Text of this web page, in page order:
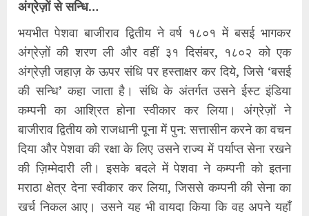
अंग्रेज़ों से सन्धि…
भयभीत पेशवा बाजीराव द्वितीय ने वर्ष १८०१ में बसई भागकर
अंग्रेज़ों की शरण ली और वहीं ३१ दिसंबर, १८०२ को एक
अंग्रेज़ी जहाज़ के ऊपर संधि पर हस्ताक्षर कर दिये, जिसे ‘बसई
की सन्धि’ कहा जाता है। संधि के अंतर्गत उसने ईस्ट इंडिया
कम्पनी का आश्रित होना स्वीकार कर लिया। अंग्रेज़ों ने
बाजीराव द्वितीय को राजधानी पूना में पुन: सत्तासीन करने का वचन
दिया और पेशवा की रक्षा के लिए उसने राज्य में पर्याप्त सेना रखने
की ज़िम्मेदारी ली। इसके बदले में पेशवा ने कम्पनी को इतना
मराठा क्षेत्र देना स्वीकार कर लिया, जिससे कम्पनी की सेना का
खर्च निकल आए। उसने यह भी वायदा किया कि वह अपने यहाँ